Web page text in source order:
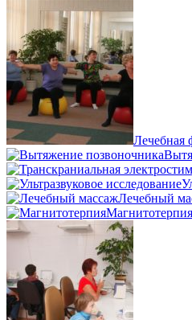
Лечебная
Лечебный
Магнитотерпия